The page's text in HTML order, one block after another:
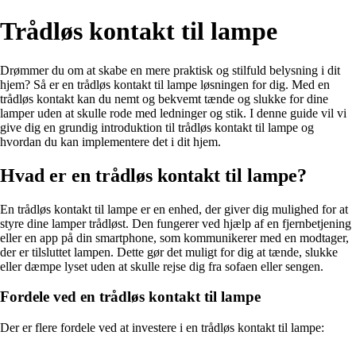
Trådløs kontakt til lampe
Drømmer du om at skabe en mere praktisk og stilfuld belysning i dit
hjem? Så er en trådløs kontakt til lampe løsningen for dig. Med en
trådløs kontakt kan du nemt og bekvemt tænde og slukke for dine
lamper uden at skulle rode med ledninger og stik. I denne guide vil vi
give dig en grundig introduktion til trådløs kontakt til lampe og
hvordan du kan implementere det i dit hjem.
Hvad er en trådløs kontakt til lampe?
En trådløs kontakt til lampe er en enhed, der giver dig mulighed for at
styre dine lamper trådløst. Den fungerer ved hjælp af en fjernbetjening
eller en app på din smartphone, som kommunikerer med en modtager,
der er tilsluttet lampen. Dette gør det muligt for dig at tænde, slukke
eller dæmpe lyset uden at skulle rejse dig fra sofaen eller sengen.
Fordele ved en trådløs kontakt til lampe
Der er flere fordele ved at investere i en trådløs kontakt til lampe: